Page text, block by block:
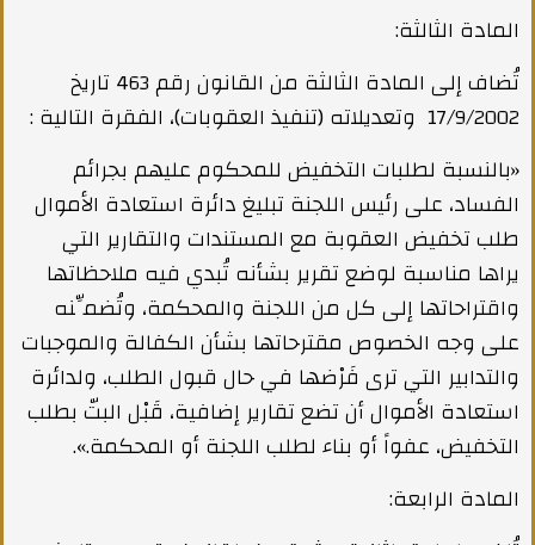
المادة الثالثة:
تُضاف إلى المادة الثالثة من القانون رقم 463 تاريخ
17/9/2002 وتعديلاته (تنفيذ العقوبات)، الفقرة التالية :
«بالنسبة لطلبات التخفيض للمحكوم عليهم بجرائم
الفساد، على رئيس اللجنة تبليغ دائرة استعادة الأموال
طلب تخفيض العقوبة مع المستندات والتقارير التي
يراها مناسبة لوضع تقرير بشأنه تُبدي فيه ملاحظاتها
واقتراحاتها إلى كل من اللجنة والمحكمة، وتُضمِّنه
على وجه الخصوص مقترحاتها بشأن الكفالة والموجبات
والتدابير التي ترى فَرْضها في حال قبول الطلب، ولدائرة
استعادة الأموال أن تضع تقارير إضافية، قَبْل البتّ بطلب
التخفيض، عفواً أو بناء لطلب اللجنة أو المحكمة.».
المادة الرابعة: